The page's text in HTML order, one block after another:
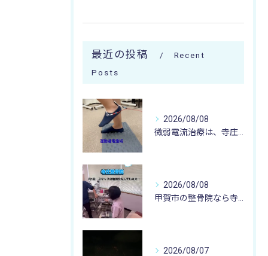
最近の投稿
Recent
Posts
2026/08/08
2026/08/08
2026/08/07